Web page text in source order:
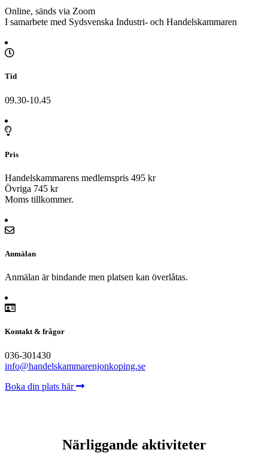
Online, sänds via Zoom
I samarbete med Sydsvenska Industri- och Handelskammaren
Tid
09.30-10.45
Pris
Handelskammarens medlemspris 495 kr
Övriga 745 kr
Moms tillkommer.
Anmälan
Anmälan är bindande men platsen kan överlåtas.
Kontakt & frågor
036-301430
info@handelskammarenjonkoping.se
Boka din plats här
Närliggande aktiviteter